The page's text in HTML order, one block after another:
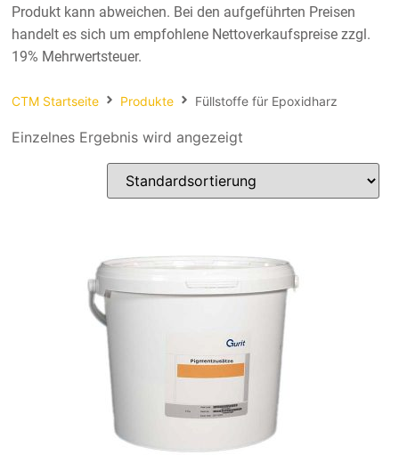
Beschichten
Fasern
Kernmaterial
Werkzeug
Mirka
Produkt kann abweichen. Bei den aufgeführten Preisen
handelt es sich um empfohlene Nettoverkaufspreise zzgl.
19% Mehrwertsteuer.
CTM Startseite Produkte Füllstoffe für Epoxidharz
Einzelnes Ergebnis wird angezeigt